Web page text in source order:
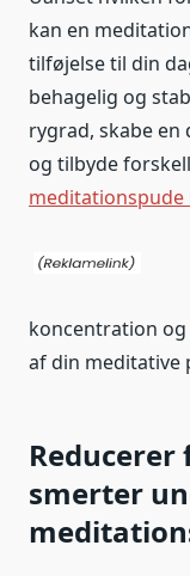
kan en
tilføjelse til din
behagelig og
rygrad, skabe
og tilbyde
meditationspude
koncentration
af din meditative
Reducerer
smerter